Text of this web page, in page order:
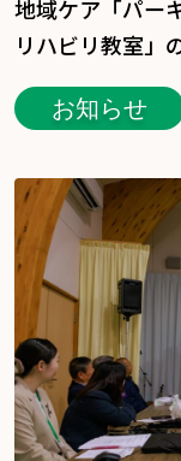
地域ケア「パー
リハビリ教室」
お知らせ